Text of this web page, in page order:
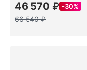
46 570 ₽ 30%
66 540 ₽